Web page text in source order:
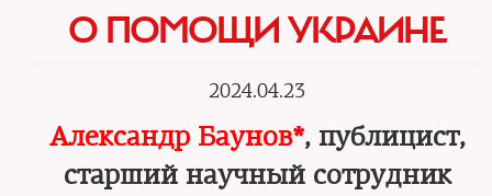
О ПОМОЩИ УКРАИНЕ
2024.04.23
Александр Баунов*, публицист,
старший научный сотрудник